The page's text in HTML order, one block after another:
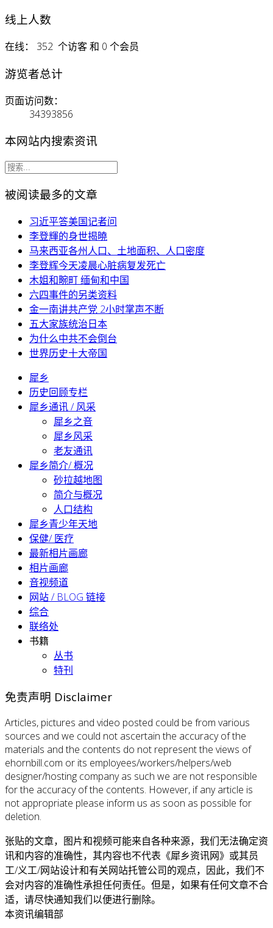
线上人数
在线： 352 个访客 和 0 个会员
游览者总计
页面访问数：
34393856
本网站内搜索资讯
被阅读最多的文章
习近平答美国记者问
李登輝的身世揭曉
马来西亚各州人口、土地面积、人口密度
李登辉今天凌晨心脏病复发死亡
木姐和畹町 缅甸和中国
六四事件的另类资料
金一南讲共产党 2小时掌声不断
五大家族统治日本
为什么中共不会倒台
世界历史十大帝国
犀乡
历史回顾专栏
犀乡通讯 / 风采
犀乡之音
犀乡风采
老友通讯
犀乡简介/ 概况
砂拉越地图
简介与概况
人口结构
犀乡青少年天地
保健/ 医疗
最新相片画廊
相片画廊
音视频道
网站 / BLOG 链接
综合
联络处
书籍
丛书
特刊
免责声明 Disclaimer
Articles, pictures and video posted could be from various
sources and we could not ascertain the accuracy of the
materials and the contents do not represent the views of
ehornbill.com or its employees/workers/helpers/web
designer/hosting company as such we are not responsible
for the accuracy of the contents. However, if any article is
not appropriate please inform us as soon as possible for
deletion.
张贴的文章，图片和视频可能来自各种来源，我们无法确定资
讯和内容的准确性，其内容也不代表《犀乡资讯网》或其员
工/义工/网站设计和有关网站托管公司的观点，因此，我们不
会对内容的准确性承担任何责任。但是，如果有任何文章不合
适，请尽快通知我们以便进行删除。
本资讯编辑部